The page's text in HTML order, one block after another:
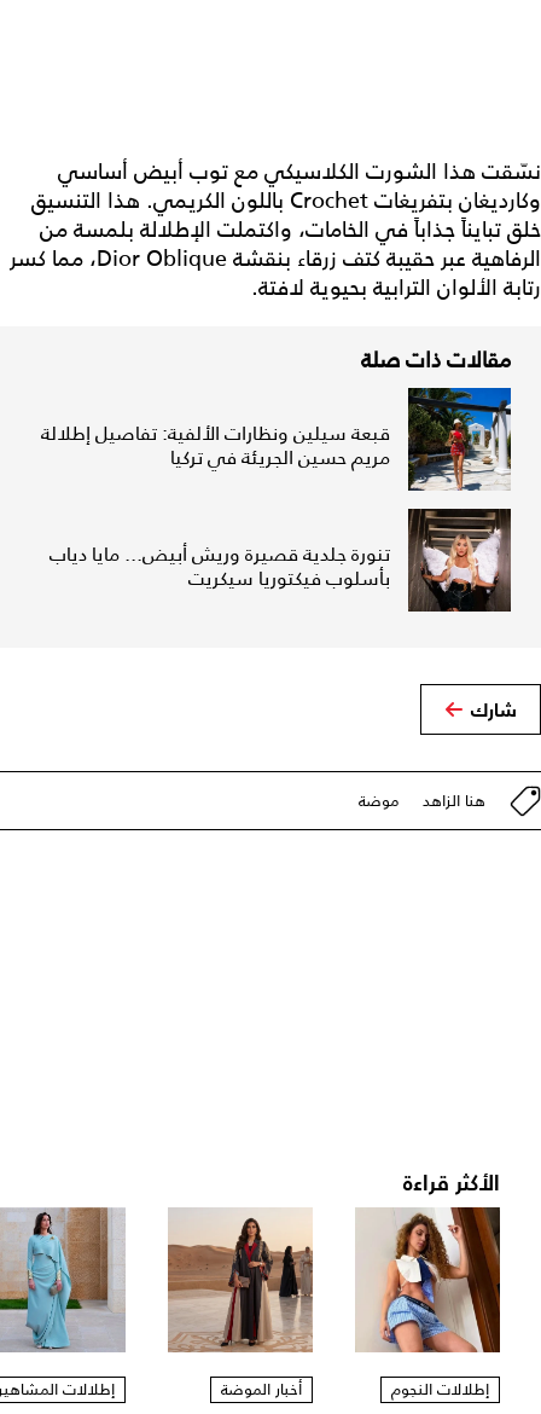
نسّقت هذا الشورت الكلاسيكي مع توب أبيض أساسي
وكارديغان بتفريغات Crochet باللون الكريمي. هذا التنسيق
خلق تبايناً جذاباً في الخامات، واكتملت الإطلالة بلمسة من
الرفاهية عبر حقيبة كتف زرقاء بنقشة Dior Oblique، مما كسر
رتابة الألوان الترابية بحيوية لافتة.
مقالات ذات صلة
قبعة سيلين ونظارات الألفية: تفاصيل إطلالة
مريم حسين الجريئة في تركيا
تنورة جلدية قصيرة وريش أبيض... مايا دياب
بأسلوب فيكتوريا سيكريت
شارك
هنا الزاهد موضة
الأكثر قراءة
إطلالات النجوم أخبار الموضة إطلالات